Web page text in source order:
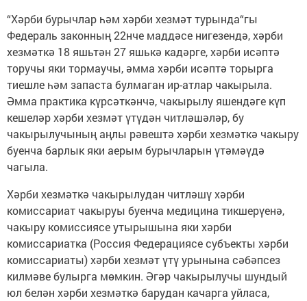
“Хәрби бурычлар һәм хәрби хезмәт турында“гы
Федераль законның 22нче маддәсе нигезендә, хәрби
хезмәткә 18 яшьтән 27 яшькә кадәрге, хәрби исәптә
торучы яки тормаучы, әмма хәрби исәптә торырга
тиешле һәм запаста булмаган ир-атлар чакырыла.
Әмма практика күрсәткәнчә, чакырылу яшендәге күп
кешеләр хәрби хезмәт үтүдән читләшәләр, бу
чакырылучының аңлы рәвештә хәрби хезмәткә чакыру
буенча барлык яки аерым бурычларын үтәмәүдә
чагыла.
Хәрби хезмәткә чакырылудан читләшү хәрби
комиссариат чакыруы буенча медицина тикшерүенә,
чакыру комиссиясе утырышына яки хәрби
комиссариатка (Россия Федерациясе субъекты хәрби
комиссариаты) хәрби хезмәт үтү урынына сәбәпсез
килмәве булырга мөмкин. Әгәр чакырылучы шундый
юл белән хәрби хезмәткә барудан качарга уйласа,